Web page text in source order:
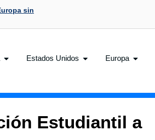
sin
Estados Unidos Europa
Estudiantil a